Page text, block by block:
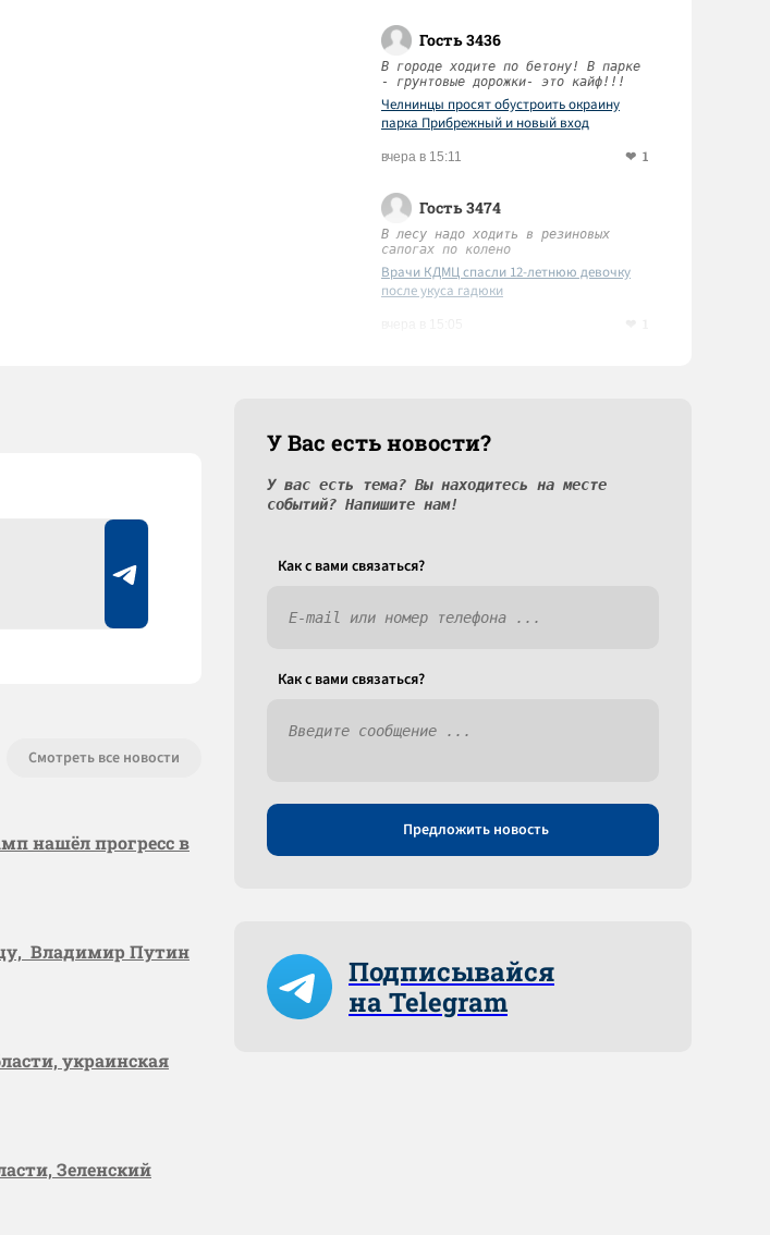
Гость 3436
В городе ходите по бетону! В парке
- грунтовые дорожки- это кайф!!!
Челнинцы просят обустроить окраину
парка Прибрежный и новый вход
вчера в 15:11 1
Гость 3474
В лесу надо ходить в резиновых
сапогах по колено
Врачи КДМЦ спасли 12-летнюю девочку
после укуса гадюки
Смотреть все новости
нашёл прогресс в
Владимир Путин
украинская
Зеленский
У Вас есть новости?
У вас есть тема? Вы находитесь на месте
событий? Напишите нам!
Как c вами связаться?
Как c вами связаться?
Предложить новость
Подписывайся
на Telegram